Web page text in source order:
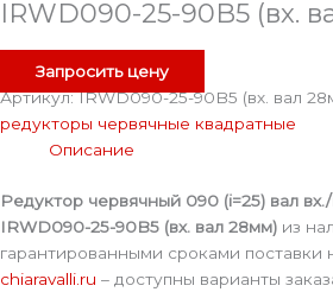
IRWD090-25-90B5 (вх.
Запросить цену
Артикул:IRWD090-25-90B5 (вх. вал
редукторы червячные квадратные
Описание
Редуктор червячный 090 (i=25) вал
IRWD090-25-90B5 (вх. вал 28мм) из
гарантированными сроками поставки
chiaravalli.ru – доступны варианты